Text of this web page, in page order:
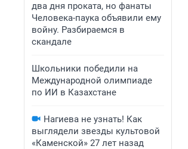
два дня проката, но фанаты
Человека-паука объявили ему
войну. Разбираемся в
скандале
Школьники победили на
Международной олимпиаде
по ИИ в Казахстане
Нагиева не узнать! Как
выглядели звезды культовой
«Каменской» 27 лет назад